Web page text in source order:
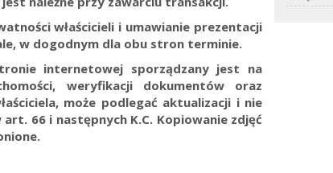
właścicieli i umawianie prezentacji
w dogodnym dla obu stron terminie.
internetowej sporządzany jest na
weryfikacji dokumentów oraz
może podlegać aktualizacji i nie
66 i następnych K.C. Kopiowanie zdjęć